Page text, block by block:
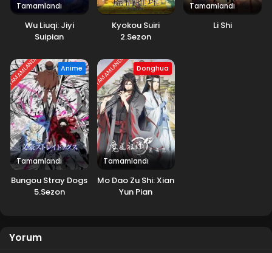
Tamamlandı
Wu Liuqi: Jiyi
Suipian
Kyokou Suiri
2.Sezon
Tamamlandı
Li Shi
TAMAMLANDI Anime
Tamamlandı
Bungou Stray Dogs
5.Sezon
TAMAMLANDI Donghua
Tamamlandı
Mo Dao Zu Shi: Xian
Yun Pian
Yorum